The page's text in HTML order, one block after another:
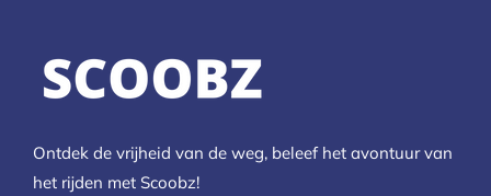
Ontdek de vrijheid van de weg, beleef het avontuur van
het rijden met Scoobz!